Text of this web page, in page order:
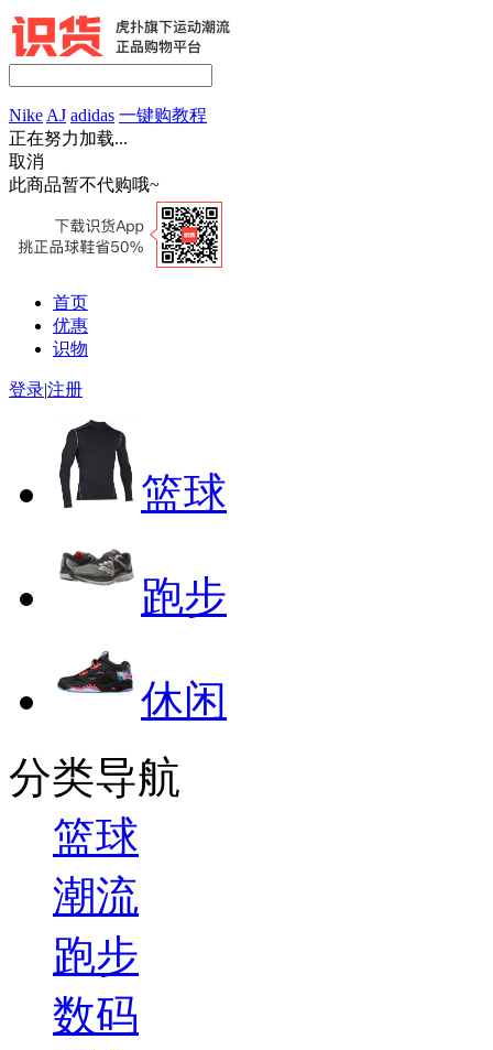
Nike AJ adidas 一键购教程
正在努力加载...
取消
此商品暂不代购哦~
首页
优惠
识物
登录|注册
篮球
跑步
休闲
分类导航
篮球
潮流
跑步
数码